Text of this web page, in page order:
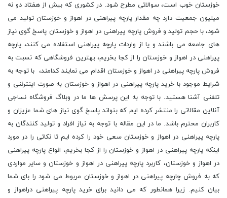
خوزستان خوب است، سوالاتی مطرح شود. در کشوری که بیش از هفتاد دو نه
میلیون جمعیت دارد چه مقدار پارچه پیراهنی در اهواز و خوزستان تولید می
شود، با حجم تولید و فروش پارچه پیراهنی در اهواز و خوزستان پاسخ گوی نیاز
های جامعه می باشند و یا از واردات پارچه پیراهنی استفاده می کنند، پارچه
پیراهنی در اهواز و خوزستان را از کجا بخریم، بهترین فروشگاهی که نسبت به
فروش پارچه پیراهنی در اهواز و خوزستان اقدام می نمایند کدامند، با توجه به
شرایط موجود با خرید پارچه پیراهنی در اهواز و خوزستان به صورت اینترننی و
تلفنی آشنا هستید. با توجه به این پرسش ها ما در وبلاگ فروشگاه نساجی
آنلاین مقالاتی را منتشر کرده ایم که بتواند پاسخ گوی نیاز های شما عزیزان و
کاربران محترم باشد. ما در این مقاله با توجه به نیاز افراد و تولید کنندگان به
پارچه پیراهنی در اهواز و خوزستان سعی خود را کرده ایم تا نکاتی را در مورد
اینکه پارچه پیراهنی در اهواز و خوزستان را از کجا بخریم، انواع پارچه پیراهنی
در اهواز و خوزستان، کاربرد پارچه پیراهنی در اهواز و خوزستان و سایر مواردی
که به فروش چارچه پیراهنی در اهواز و خوزستان مربوط می شود را بای شما
بیان کنیم. زیرا همانطور که می دانید برای خرید پارچه پیراهنی دراهواز و